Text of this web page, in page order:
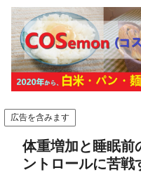
広告を含みます
体重増加と睡眠前
ントロールに苦戦